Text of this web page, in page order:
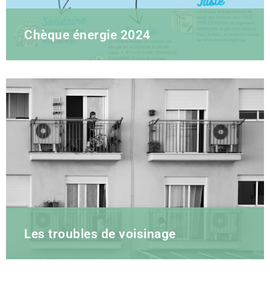
Chèque énergie 2024
Les troubles de voisinage